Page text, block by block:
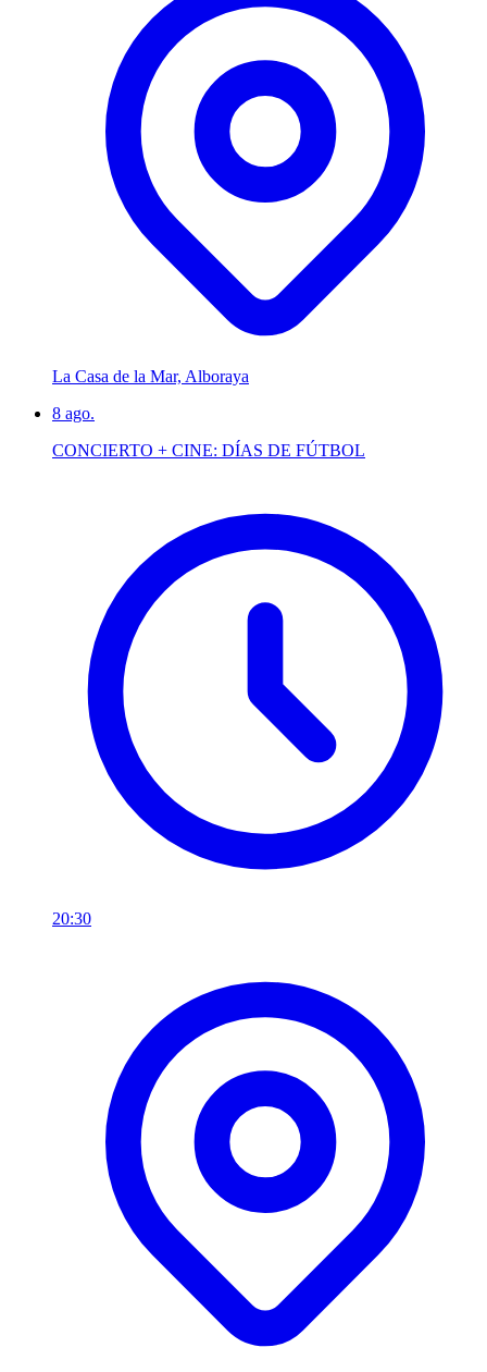
La Casa de la Mar, Alboraya
8 ago.
CONCIERTO + CINE: DÍAS DE FÚTBOL
20:30